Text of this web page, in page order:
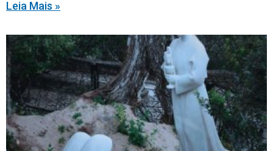
Leia Mais »